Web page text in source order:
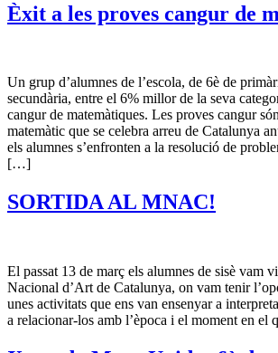
Èxit a les proves cangur de
Un grup d’alumnes de l’escola, de 6è de
secundària, entre el 6% millor de la seva
cangur de matemàtiques. Les proves cangur
matemàtic que se celebra arreu de Catalunya
els alumnes s’enfronten a la resolució de
[…]
SORTIDA AL MNAC!
El passat 13 de març els alumnes de sisè vam
Nacional d’Art de Catalunya, on vam tenir
unes activitats que ens van ensenyar a
a relacionar-los amb l’època i el moment en el